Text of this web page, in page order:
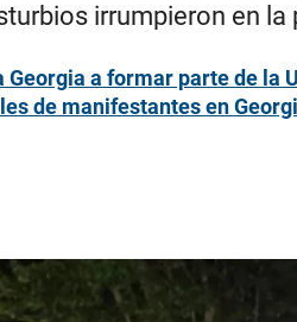
irrumpieron en
Georgia a formar parte de
de manifestantes en